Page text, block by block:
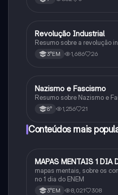
primeira guerra mundial
História
Revolução Industrial
Resumo sobre a revolução
3°EM 1,686 26
História
Nazismo e Fascismo
Resumo sobre Nazismo e
8° 1,256 21
Conteúdos mais
Português
MAPAS MENTAIS 1 DIA
mapas mentais, sobre os
no 1 dia do ENEM
3°EM 8,021 308